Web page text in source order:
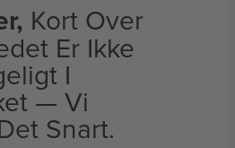
Kort Over
Er Ikke
I
— Vi
Snart.